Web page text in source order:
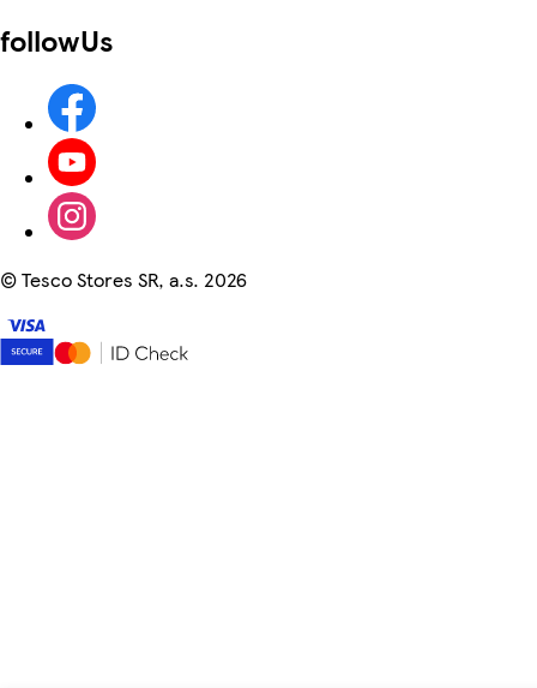
followUs
©Tesco Stores SR, a.s. 2026